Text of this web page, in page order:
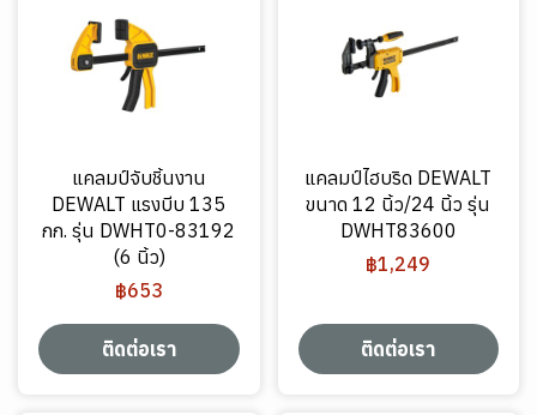
แคลมป์จับชิ้นงาน
DEWALT แรงบีบ 135
กก. รุ่น DWHT0-83192
(6 นิ้ว)
฿653
ติดต่อเรา
แคลมป์ไฮบริด DEWALT
ขนาด 12 นิ้ว/24 นิ้ว รุ่น
DWHT83600
฿1,249
ติดต่อเรา